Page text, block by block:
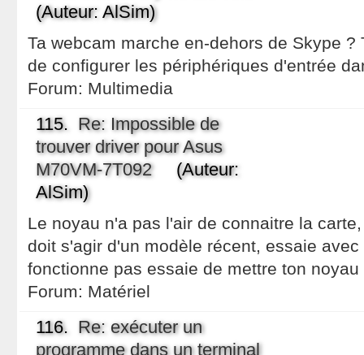
(Auteur: AlSim)
Ta webcam marche en-dehors de Skype ?
de configurer les périphériques d'entrée
Forum: Multimedia
115. Re: Impossible de
trouver driver pour Asus
M70VM-7T092(Auteur:
AlSim)
Le noyau n'a pas l'air de connaitre la
doit s'agir d'un modèle récent, essaie
fonctionne pas essaie de mettre ton noyau
Forum: Matériel
116. Re: exécuter un
programme dans un terminal